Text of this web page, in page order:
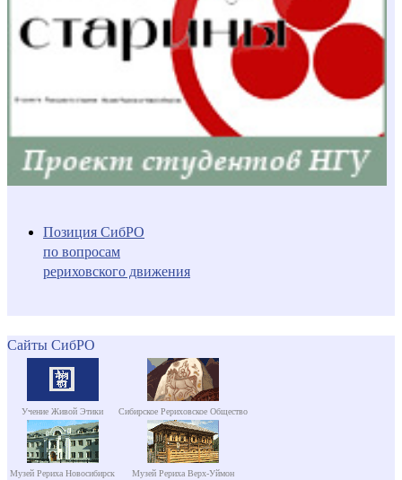
Позиция СибРО
по вопросам
рериховского движения
Сайты СибРО
Учение Живой Этики Сибирское Рериховское Общество
Музей Рериха Новосибирск Музей Рериха Верх-Уймон